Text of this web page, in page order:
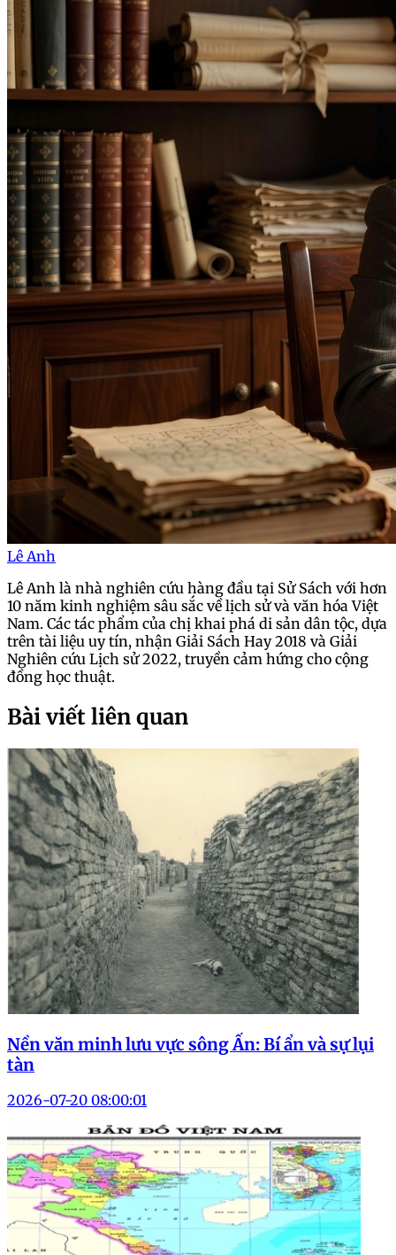
Lê Anh
Lê Anh là nhà nghiên cứu hàng đầu tại Sử Sách với hơn
10 năm kinh nghiệm sâu sắc về lịch sử và văn hóa Việt
Nam. Các tác phẩm của chị khai phá di sản dân tộc, dựa
trên tài liệu uy tín, nhận Giải Sách Hay 2018 và Giải
Nghiên cứu Lịch sử 2022, truyền cảm hứng cho cộng
đồng học thuật.
Bài viết liên quan
Nền văn minh lưu vực sông Ấn: Bí ẩn và sự lụi
tàn
2026-07-20 08:00:01